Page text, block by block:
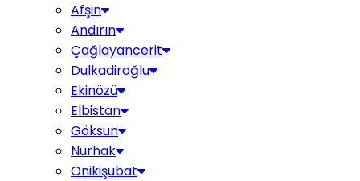
Afşin
Andırın
Çağlayancerit
Dulkadiroğlu
Ekinözü
Elbistan
Göksun
Nurhak
Onikişubat